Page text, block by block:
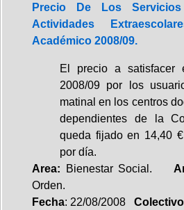
Precio De Los
Actividades
Académico 2008/09.
El precio a satisfacer
2008/09 por los
matinal en los centros
dependientes de la
queda fijado en 14,40
por día.
Area: Bienestar Social.
Orden.
Fecha: 22/08/2008